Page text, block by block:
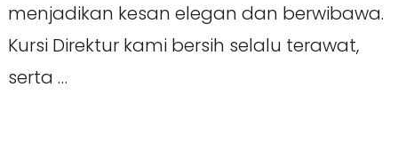
menjadikan kesan elegan dan berwibawa.
Kursi Direktur kami bersih selalu terawat,
serta …